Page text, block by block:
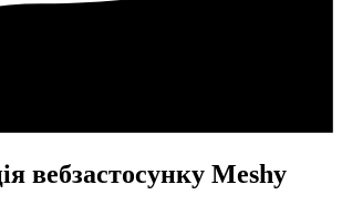
вебзастосунку Meshy